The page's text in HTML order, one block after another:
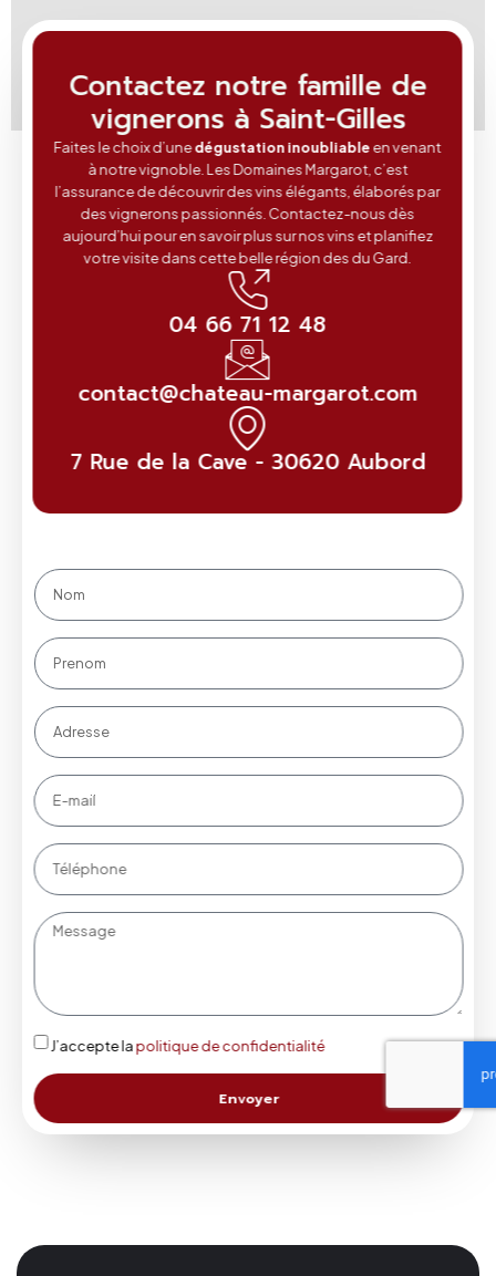
Contactez notre famille de
vignerons à Saint-Gilles
Faites le choix d’unedégustation inoubliableen venant
à notre vignoble. Les Domaines Margarot, c’est
l’assurance de découvrir des vins élégants, élaborés par
des vignerons passionnés. Contactez-nous dès
aujourd’hui pour en savoir plus sur nos vins et planifiez
votre visite dans cette belle région des du Gard.
04 66 71 12 48
contact@chateau-margarot.com
7 Rue de la Cave - 30620 Aubord
J’accepte lapolitique de confidentialité
Envoyer